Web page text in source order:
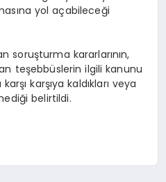
yol açabileceği
soruşturma kararlarının,
teşebbüslerin ilgili kanunu
karşıya kaldıkları veya
belirtildi.